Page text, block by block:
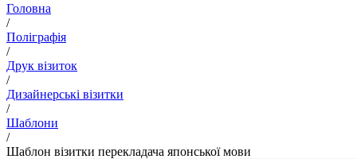
Головна
/
Поліграфія
/
Друк візиток
/
Дизайнерські візитки
/
Шаблони
/
Шаблон візитки перекладача японської мови